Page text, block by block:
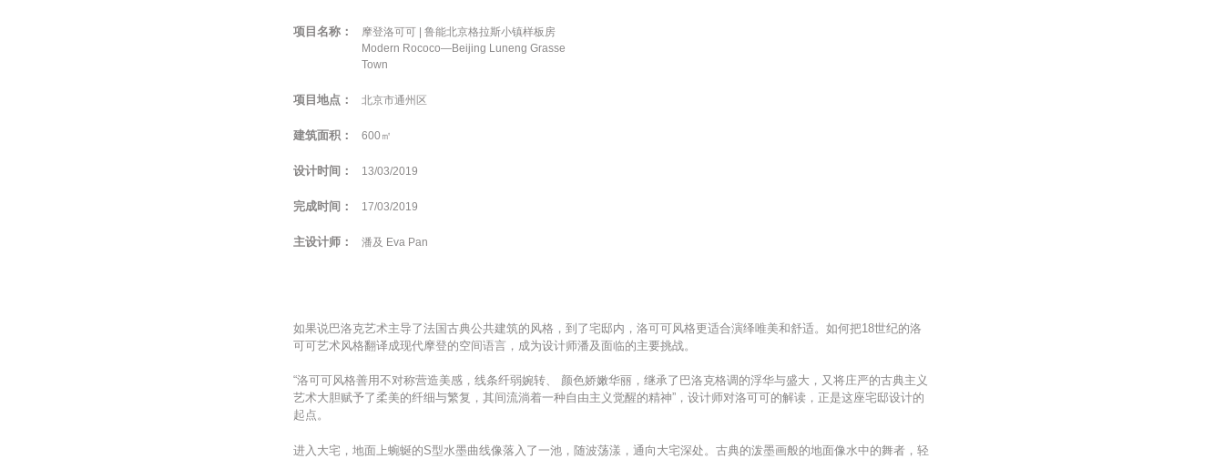
项目名称：
摩登洛可可 | 鲁能北京格拉斯小镇样板房
Modern Rococo—Beijing Luneng Grasse
Town
项目地点： 北京市通州区
建筑面积： 600㎡
设计时间： 13/03/2019
完成时间： 17/03/2019
主设计师： 潘及 Eva Pan
如果说巴洛克艺术主导了法国古典公共建筑的风格，到了宅邸内，洛可可风格更适合演绎唯美和舒适。如何把18世纪的洛
可可艺术风格翻译成现代摩登的空间语言，成为设计师潘及面临的主要挑战。
“洛可可风格善用不对称营造美感，线条纤弱婉转、 颜色娇嫩华丽，继承了巴洛克格调的浮华与盛大，又将庄严的古典主义
艺术大胆赋予了柔美的纤细与繁复，其间流淌着一种自由主义觉醒的精神”，设计师对洛可可的解读，正是这座宅邸设计的
起点。
进入大宅，地面上蜿蜒的S型水墨曲线像落入了一池，随波荡漾，通向大宅深处。古典的泼墨画般的地面像水中的舞者，轻